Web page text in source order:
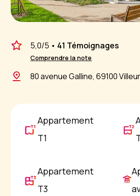
5,0/5 • 41 Témoignages
Comprendre la note
80 avenue Galline, 69100
Appartement
T1
Appartement
T3